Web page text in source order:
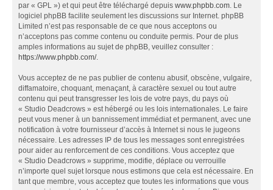
par « GPL ») et qui peut être téléchargé depuis www.phpbb.com. Le
logiciel phpBB facilite seulement les discussions sur Internet. phpBB
Limited n’est pas responsable de ce que nous acceptons ou
n’acceptons pas comme contenu ou conduite permis. Pour de plus
amples informations au sujet de phpBB, veuillez consulter :
https://www.phpbb.com/.
Vous acceptez de ne pas publier de contenu abusif, obscène, vulgaire,
diffamatoire, choquant, menaçant, à caractère sexuel ou tout autre
contenu qui peut transgresser les lois de votre pays, du pays où
« Studio Deadcrows » est hébergé ou les lois internationales. Le faire
peut vous mener à un bannissement immédiat et permanent, avec une
notification à votre fournisseur d’accès à Internet si nous le jugeons
nécessaire. Les adresses IP de tous les messages sont enregistrées
pour aider au renforcement de ces conditions. Vous acceptez que
« Studio Deadcrows » supprime, modifie, déplace ou verrouille
n’importe quel sujet lorsque nous estimons que cela est nécessaire. En
tant que membre, vous acceptez que toutes les informations que vous